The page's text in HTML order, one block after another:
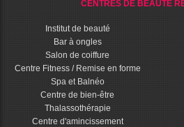
CENTRES DE BEAUTÉ
Institut de beauté
Bar à ongles
Salon de coiffure
Centre Fitness / Remise en forme
Spa et Balnéo
Centre de bien-être
Thalassothérapie
Centre d'amincissement